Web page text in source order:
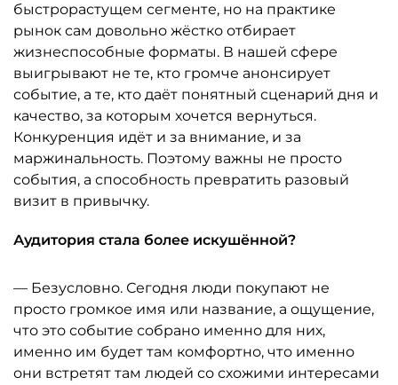
быстрорастущем сегменте, но на практике
рынок сам довольно жёстко отбирает
жизнеспособные форматы. В нашей сфере
выигрывают не те, кто громче анонсирует
событие, а те, кто даёт понятный сценарий дня и
качество, за которым хочется вернуться.
Конкуренция идёт и за внимание, и за
маржинальность. Поэтому важны не просто
события, а способность превратить разовый
визит в привычку.
Аудитория стала более искушённой?
— Безусловно. Сегодня люди покупают не
просто громкое имя или название, а ощущение,
что это событие собрано именно для них,
именно им будет там комфортно, что именно
они встретят там людей со схожими интересами